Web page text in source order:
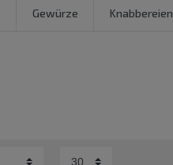
Gewürze Knabbereien